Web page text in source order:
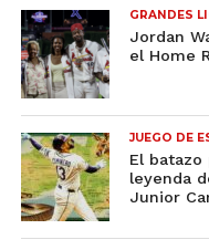
GRANDES
Jordan
el Home
JUEGO DE
El
leyenda
Junior